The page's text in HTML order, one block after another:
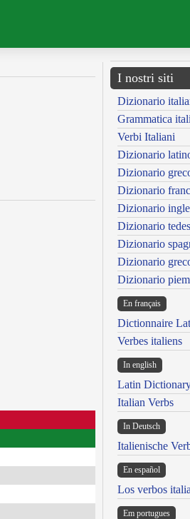
I nostri siti
Dizionario
Grammatica
Verbi Italiani
Dizionario
Dizionario
Dizionario
Dizionario
Dizionario
Dizionario
Dizionario
Dizionario
En français
Dictionnaire
Verbes italiens
In english
Latin
Italian Verbs
In Deutsch
Italienische
En español
Los verbos
Em portugues